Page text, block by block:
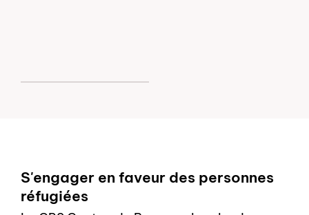
S'engager en faveur des personnes
réfugiées